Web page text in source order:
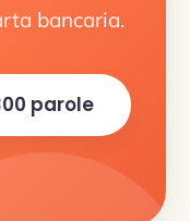
bancaria.
parole